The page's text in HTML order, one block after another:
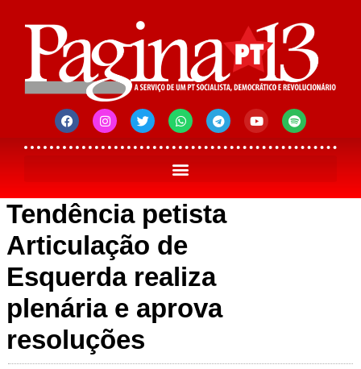
Tendência petista
Articulação de
Esquerda realiza
plenária e aprova
resoluções